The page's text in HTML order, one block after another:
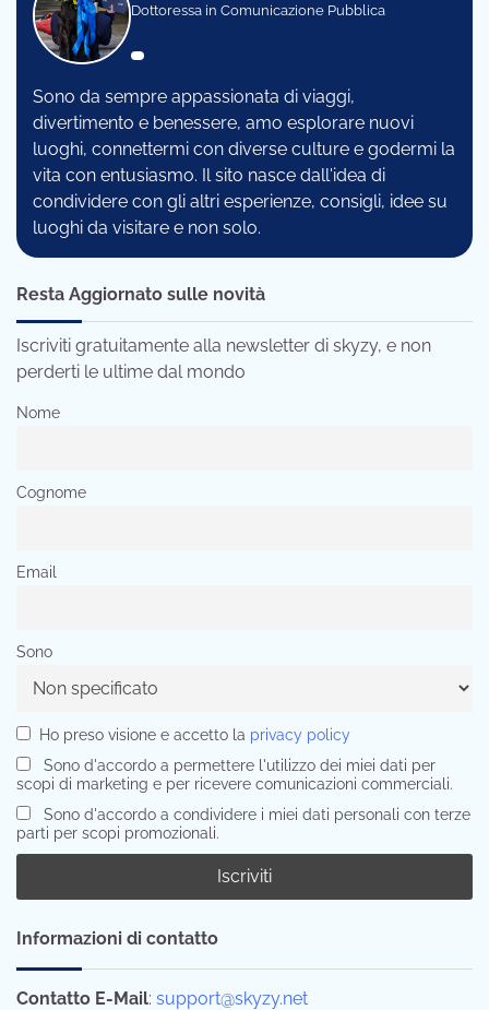
Dottoressa in Comunicazione Pubblica
Sono da sempre appassionata di viaggi,
divertimento e benessere, amo esplorare nuovi
luoghi, connettermi con diverse culture e godermi la
vita con entusiasmo. Il sito nasce dall'idea di
condividere con gli altri esperienze, consigli, idee su
luoghi da visitare e non solo.
Resta Aggiornato sulle novità
Iscriviti gratuitamente alla newsletter di skyzy, e non
perderti le ultime dal mondo
Nome
Cognome
Email
Sono
Ho preso visione e accetto la privacy policy
Sono d'accordo a permettere l'utilizzo dei miei dati per
scopi di marketing e per ricevere comunicazioni commerciali.
Sono d'accordo a condividere i miei dati personali con terze
parti per scopi promozionali.
Informazioni di contatto
Contatto E-Mail: support@skyzy.net